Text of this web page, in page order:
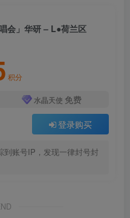
会」华研 – L●荷兰区
积分
水晶天使 免费
登录购买
到账号IP，发现一律封号封